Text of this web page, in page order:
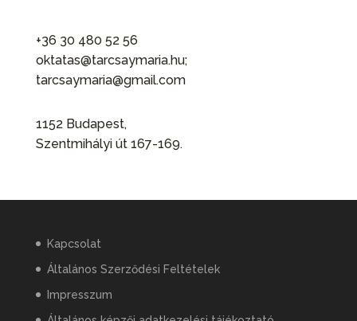
+36 30 480 52 56
oktatas@tarcsaymaria.hu;
tarcsaymaria@gmail.com
1152 Budapest,
Szentmihályi út 167-169.
Kapcsolat
Általános Szerződési Feltételek
Impresszum